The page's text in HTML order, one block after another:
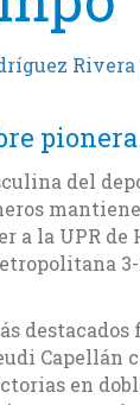
Rivera
del
a la UPR de
3-
destacados
Capellán
en